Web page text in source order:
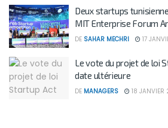
Deux startups
MIT Enterprise Forum
DE SAHAR MECHRI 17
Le vote du projet de loi
date ultérieure
DE MANAGERS 18 JANVIER